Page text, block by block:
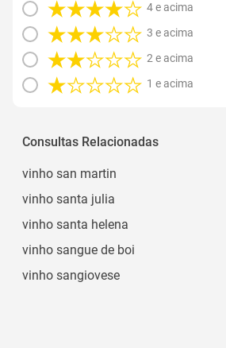
4 e acima
3 e acima
2 e acima
1 e acima
Consultas Relacionadas
vinho san martin
vinho santa julia
vinho santa helena
vinho sangue de boi
vinho sangiovese